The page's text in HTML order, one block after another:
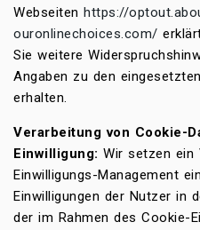
Webseiten https://
ouronlinechoices.com/
Sie weitere
Angaben zu den
erhalten.
Verarbeitung von Cookie-
Einwilligung: Wir setzen ein
Einwilligungs-Management
Einwilligungen der Nutzer in
der im Rahmen des Cookie-